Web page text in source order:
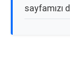
sayfamızı